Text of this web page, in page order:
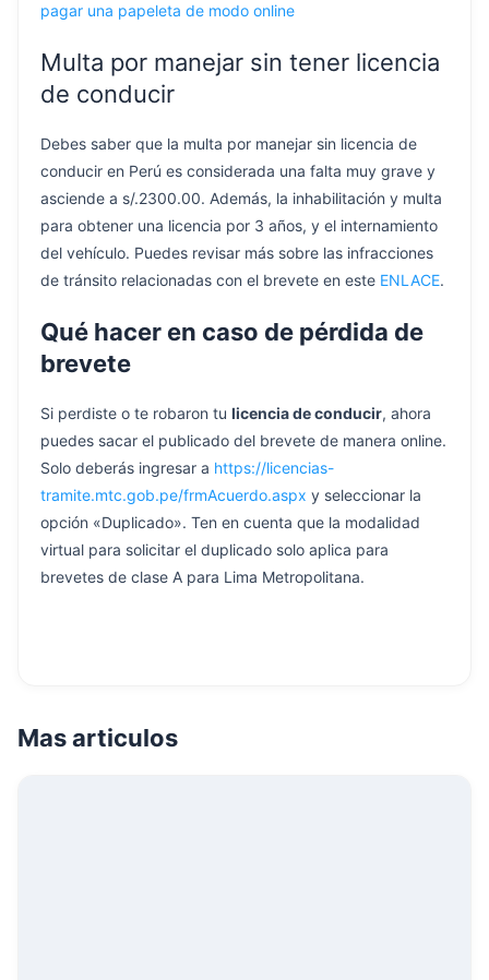
pagar una papeleta de modo online
Multa por manejar sin tener licencia
de conducir
Debes saber que la multa por manejar sin licencia de
conducir en Perú es considerada una falta muy grave y
asciende a s/.2300.00. Además, la inhabilitación y multa
para obtener una licencia por 3 años, y el internamiento
del vehículo. Puedes revisar más sobre las infracciones
de tránsito relacionadas con el brevete en este ENLACE.
Qué hacer en caso de pérdida de
brevete
Si perdiste o te robaron tu licencia de conducir, ahora
puedes sacar el publicado del brevete de manera online.
Solo deberás ingresar a https://licencias-
tramite.mtc.gob.pe/frmAcuerdo.aspx y seleccionar la
opción «Duplicado». Ten en cuenta que la modalidad
virtual para solicitar el duplicado solo aplica para
brevetes de clase A para Lima Metropolitana.
Mas articulos